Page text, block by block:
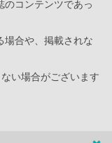
のコンテンツであっ
合や、掲載されな
い場合がございます